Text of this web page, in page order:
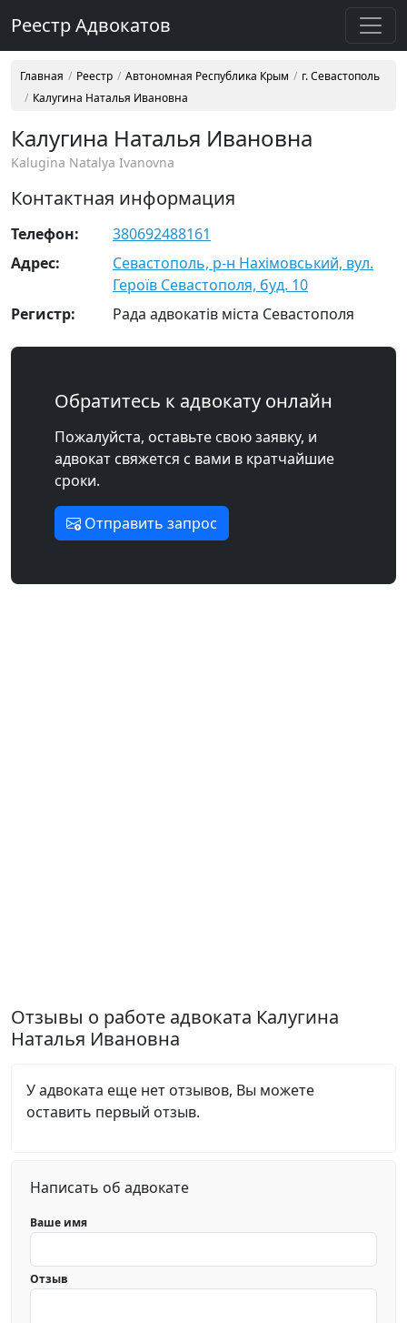
Реестр Адвокатов
Главная Реестр Автономная Республика Крым
г. Севастополь
Калугина Наталья Ивановна
Калугина Наталья Ивановна
Kalugina Natalya Ivanovna
Контактная информация
Телефон:
380692488161
Адрес:
Севастополь, р-н Нахімовський, вул.
Героїв Севастополя, буд. 10
Регистр:
Рада адвокатів міста Севастополя
Обратитесь к адвокату онлайн
Пожалуйста, оставьте свою заявку, и
адвокат свяжется с вами в кратчайшие
сроки.
Отправить запрос
Отзывы о работе адвоката Калугина
Наталья Ивановна
У адвоката еще нет отзывов, Вы можете
оставить первый отзыв.
Написать об адвокате
Ваше имя
Отзыв